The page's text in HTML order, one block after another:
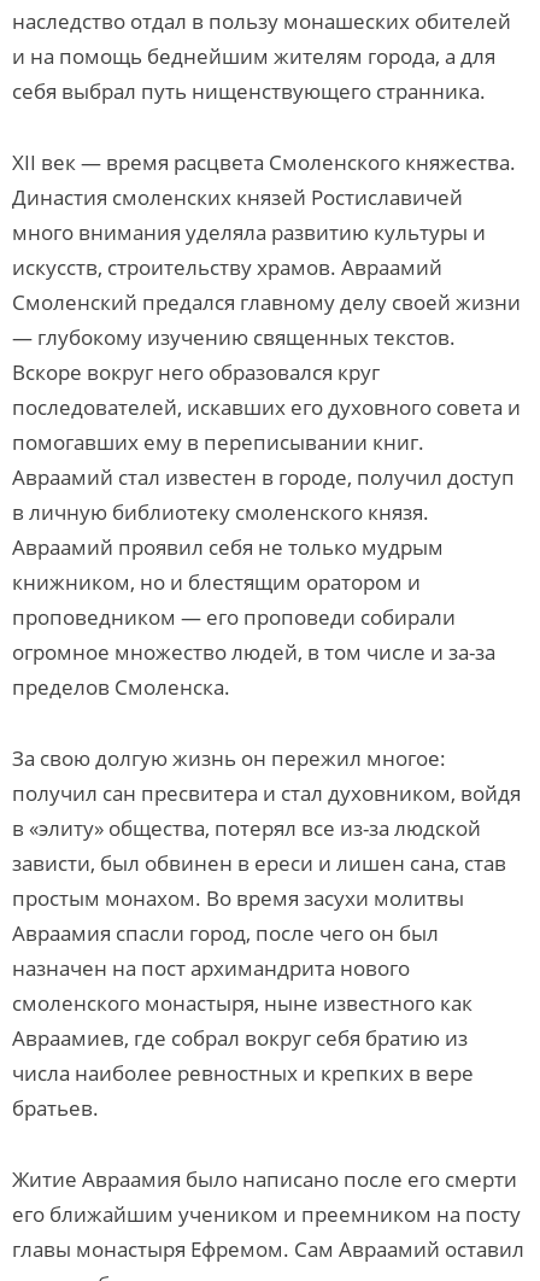
наследство отдал в пользу монашеских обителей
и на помощь беднейшим жителям города, а для
себя выбрал путь нищенствующего странника.
XII век — время расцвета Смоленского княжества.
Династия смоленских князей Ростиславичей
много внимания уделяла развитию культуры и
искусств, строительству храмов. Авраамий
Смоленский предался главному делу своей жизни
— глубокому изучению священных текстов.
Вскоре вокруг него образовался круг
последователей, искавших его духовного совета и
помогавших ему в переписывании книг.
Авраамий стал известен в городе, получил доступ
в личную библиотеку смоленского князя.
Авраамий проявил себя не только мудрым
книжником, но и блестящим оратором и
проповедником — его проповеди собирали
огромное множество людей, в том числе и за-за
пределов Смоленска.
За свою долгую жизнь он пережил многое:
получил сан пресвитера и стал духовником, войдя
в «элиту» общества, потерял все из-за людской
зависти, был обвинен в ереси и лишен сана, став
простым монахом. Во время засухи молитвы
Авраамия спасли город, после чего он был
назначен на пост архимандрита нового
смоленского монастыря, ныне известного как
Авраамиев, где собрал вокруг себя братию из
числа наиболее ревностных и крепких в вере
братьев.
Житие Авраамия было написано после его смерти
его ближайшим учеником и преемником на посту
главы монастыря Ефремом. Сам Авраамий оставил